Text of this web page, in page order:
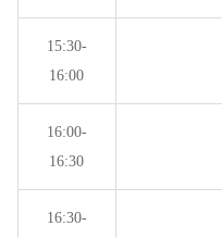
15:30-
16:00
16:00-
16:30
16:30-